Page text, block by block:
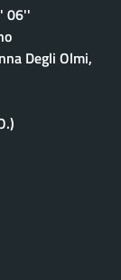
06''
Degli Olmi,